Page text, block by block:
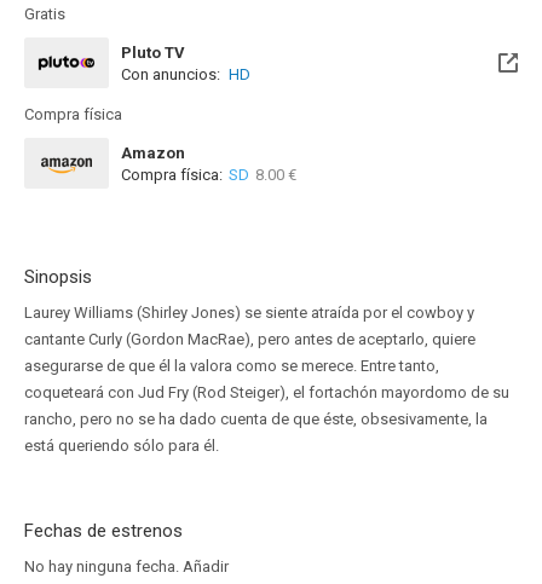
Gratis
Pluto TV
Con anuncios: HD
Compra física
Amazon
Compra física: SD 8.00 €
Sinopsis
Laurey Williams (Shirley Jones) se siente atraída por el cowboy y
cantante Curly (Gordon MacRae), pero antes de aceptarlo, quiere
asegurarse de que él la valora como se merece. Entre tanto,
coqueteará con Jud Fry (Rod Steiger), el fortachón mayordomo de su
rancho, pero no se ha dado cuenta de que éste, obsesivamente, la
está queriendo sólo para él.
Fechas de estrenos
No hay ninguna fecha. Añadir